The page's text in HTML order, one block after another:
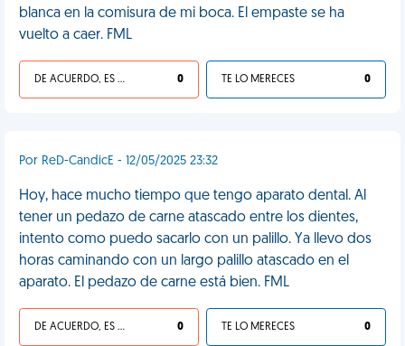
blanca en la comisura de mi boca. El empaste se ha
vuelto a caer. FML
DE ACUERDO, ES UNA VIDA HP 0 TE LO MERECES 0
Por ReD-CandicE - 12/05/2025 23:32
Hoy, hace mucho tiempo que tengo aparato dental. Al
tener un pedazo de carne atascado entre los dientes,
intento como puedo sacarlo con un palillo. Ya llevo dos
horas caminando con un largo palillo atascado en el
aparato. El pedazo de carne está bien. FML
DE ACUERDO, ES UNA VIDA HP 0 TE LO MERECES 0